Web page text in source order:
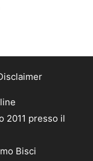
2011 presso il
Bisci